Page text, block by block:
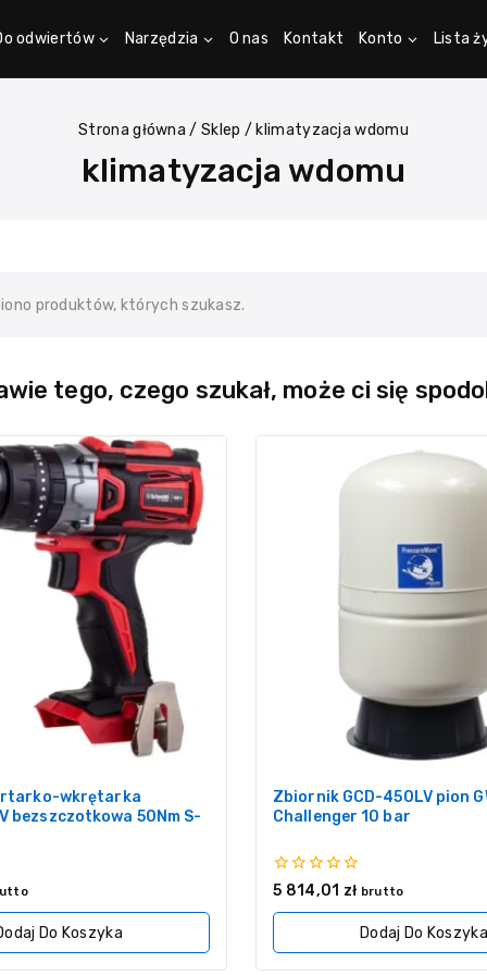
odwiertów Narzędzia O nas Kontakt Konto Lista
Strona główna / Sklep / klimatyzacja wdomu
klimatyzacja wdomu
produktów, których szukasz.
tego, czego szukał, może ci się
wkrętarka
bezszczotkowa 50Nm S-
Do Koszyka
Zbiornik GCD-450LV pion
Challenger 10 bar
0
5
5 814,01 zł brutto
Dodaj Do Koszyka